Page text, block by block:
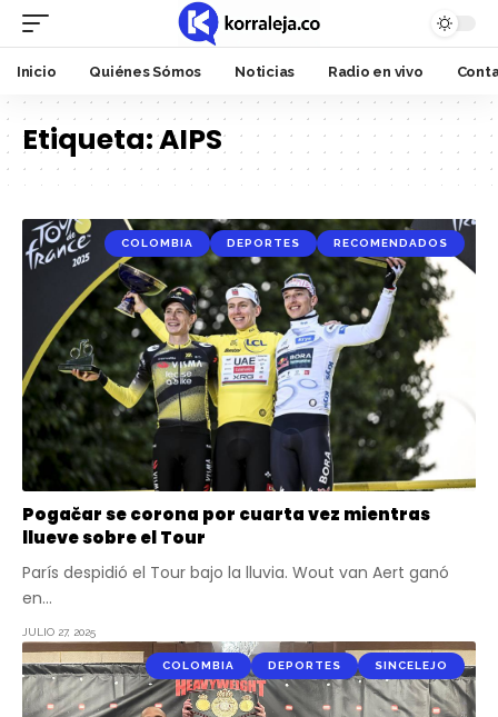
Inicio Quiénes Sómos Noticias Radio en vivo
Etiqueta:AIPS
COLOMBIA DEPORTES RECOMENDADOS
Pogačar se corona por cuarta vez mientras
llueve sobre el Tour
París despidió el Tour bajo la lluvia. Wout van Aert ganó
en…
JULIO 27, 2025
COLOMBIA DEPORTES SINCELEJO